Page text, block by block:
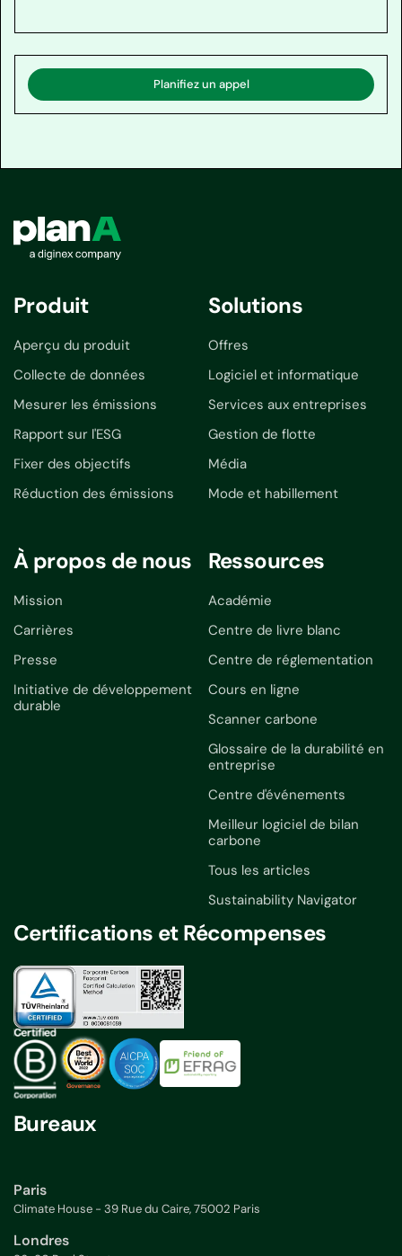
Planifiez un appel
Produit
Aperçu du produit
Collecte de données
Mesurer les émissions
Rapport sur l'ESG
Fixer des objectifs
Réduction des émissions
Solutions
Offres
Logiciel et informatique
Services aux entreprises
Gestion de flotte
Média
Mode et habillement
À propos de nous
Mission
Carrières
Presse
Initiative de développement
durable
Ressources
Académie
Centre de livre blanc
Centre de réglementation
Cours en ligne
Scanner carbone
Glossaire de la durabilité en
entreprise
Centre d'événements
Meilleur logiciel de bilan
carbone
Tous les articles
Sustainability Navigator
Certifications et Récompenses
Bureaux
Paris
Climate House - 39 Rue du Caire, 75002 Paris
Londres